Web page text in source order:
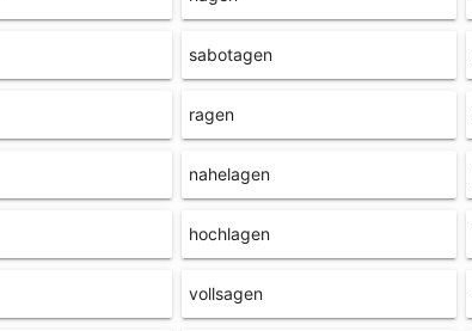
sabotagen
ragen
nahelagen
hochlagen
vollsagen